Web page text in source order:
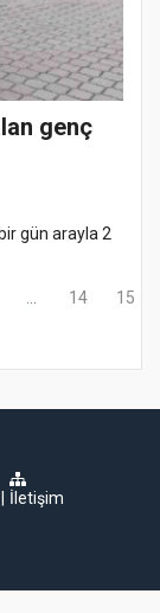
genç
gün arayla 2
14 15
İletişim